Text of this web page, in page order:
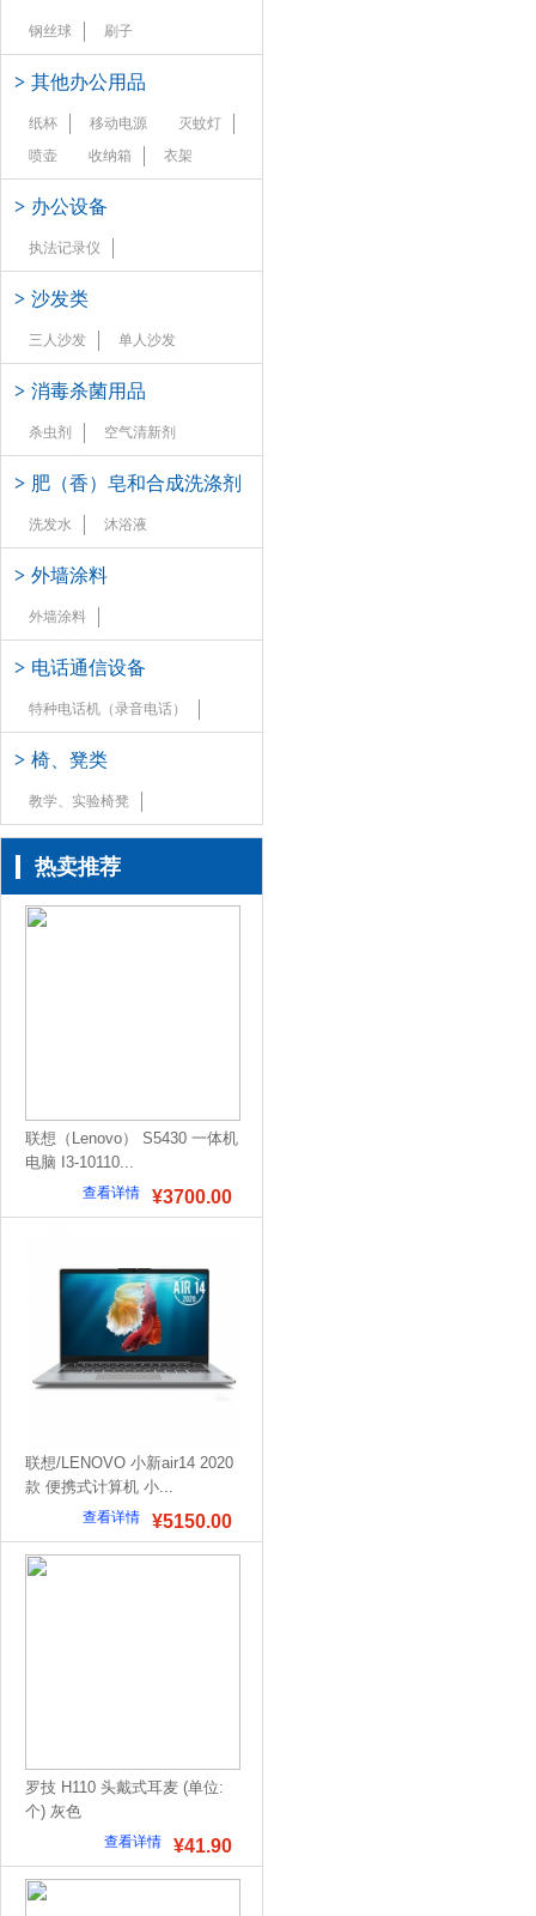
钢丝球 刷子
> 其他办公用品
纸杯 移动电源
灭蚊灯
喷壶
收纳箱 衣架
> 办公设备
执法记录仪
> 沙发类
三人沙发 单人沙发
> 消毒杀菌用品
杀虫剂 空气清新剂
> 肥（香）皂和合成洗涤剂
洗发水 沐浴液
> 外墙涂料
外墙涂料
> 电话通信设备
特种电话机（录音电话）
> 椅、凳类
教学、实验椅凳
热卖推荐
联想（Lenovo） S5430 一体机
电脑 I3-10110...
¥3700.00
查看详情
联想/LENOVO 小新air14 2020
款 便携式计算机 小...
¥5150.00
查看详情
罗技 H110 头戴式耳麦 (单位:
个) 灰色
¥41.90
查看详情